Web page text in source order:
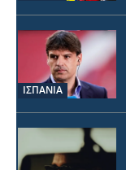
ΙΣΠΑΝΙΑ